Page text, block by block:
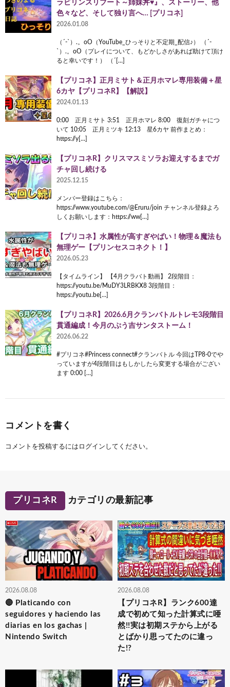
ラビリンスリブート～姉妹丼♥』、ストーリー、他
色々など、そして独り言へ… [プリコネ]
2026.01.08
（´-`）.。oO（YouTube_ひっそりと不定期_配信♪） （´-
`）.。oO（プレイについて、もどかしさがあれば助けて頂け
ると幸いです！） （´[…]
【プリコネ】正月ミサト＆正月ホマレ専用装備＋星
6カヤ【プリコネR】【解説】
2024.01.13
0:00 正月ミサト 3:51 正月ホマレ 8:00 復刻ガチャにつ
いて 10:05 正月ミツキ 12:13 星6カヤ 前作まとめ：
https://y[…]
【プリコネR】クリスマスミソラお迎えするまでガ
チャ回し続ける
2025.12.15
メンバー登録はこちら：
https://www.youtube.com/@Eruru/join チャンネル登録よろ
しくお願いします：https://ww[…]
【プリコネ】水属性が高すぎやばい！物理＆魔法も
無理ゲー【プリンセスコネクト！】
2026.05.23
【タイムライン】 【4月クラバト動画】 2段階目：
https://youtu.be/MuDY3LRBKX8 3段階目：
https://youtu.be[…]
【プリコネR】2026.6月クランバトルトレモ3段階目
貫通編成！今月のぷう吉サンタストーム！
2026.06.22
#プリコネ#Princess connect#クランバトル 今回はTP8-0でや
っていますが4段階目はもしかしたら変更する場合がござい
ます 0:00 […]
コメントを書く
コメントを投稿するには ログイン してください。
プリコネR カテゴリの最新記事
2026.08.08
🔴 Platicando con
seguidores y haciendo las
diarias en los gachas |
Nintendo Switch
2026.08.08
【プリコネR】ランク600達
成で初めて知った計算式に唖
然!!実は初期ステから上がる
とばかり思ってたのに違っ
た!?